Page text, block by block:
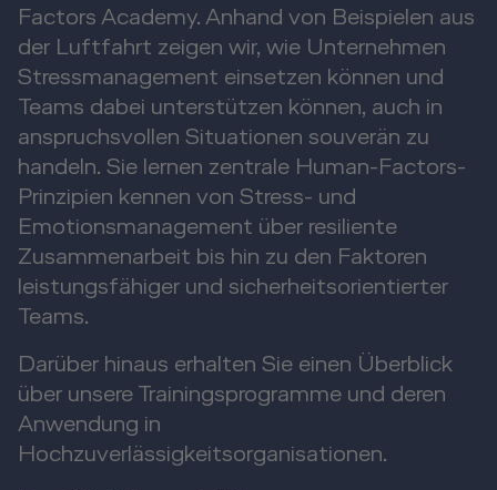
Factors Academy. Anhand von Beispielen aus
der Luftfahrt zeigen wir, wie Unternehmen
Stressmanagement einsetzen können und
Teams dabei unterstützen können, auch in
anspruchsvollen Situationen souverän zu
handeln. Sie lernen zentrale Human-Factors-
Prinzipien kennen von Stress- und
Emotionsmanagement über resiliente
Zusammenarbeit bis hin zu den Faktoren
leistungsfähiger und sicherheitsorientierter
Teams.
Darüber hinaus erhalten Sie einen Überblick
über unsere Trainingsprogramme und deren
Anwendung in
Hochzuverlässigkeitsorganisationen.